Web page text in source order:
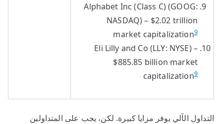
Alphabet Inc (Class C) (GOOG:
NASDAQ) – $2.02 trillion
market capitalization9
Eli Lilly and Co (LLY: NYSE) –
$885.85 billion market
capitalization9
التداول الآلي يوفر مزايا كبيرة. لكن، يجب على المتداولين